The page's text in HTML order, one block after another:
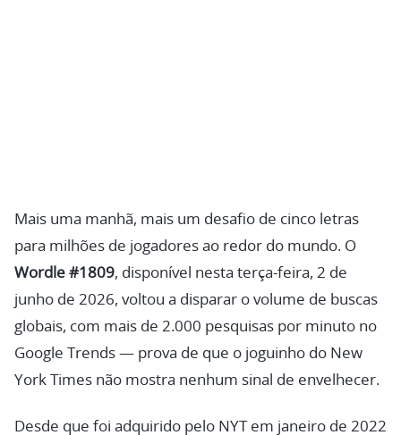
Mais uma manhã, mais um desafio de cinco letras
para milhões de jogadores ao redor do mundo. O
Wordle #1809, disponível nesta terça-feira, 2 de
junho de 2026, voltou a disparar o volume de buscas
globais, com mais de 2.000 pesquisas por minuto no
Google Trends — prova de que o joguinho do New
York Times não mostra nenhum sinal de envelhecer.
Desde que foi adquirido pelo NYT em janeiro de 2022